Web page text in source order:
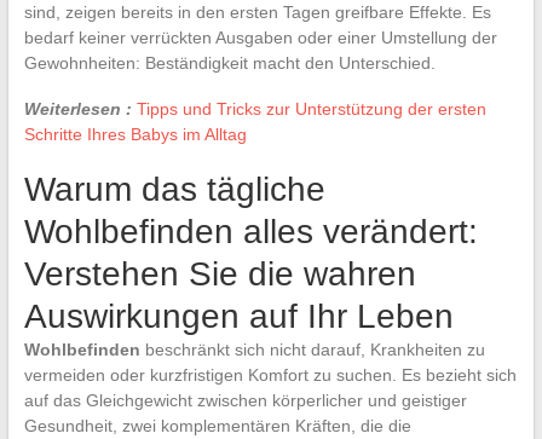
sind, zeigen bereits in den ersten Tagen greifbare Effekte. Es
bedarf keiner verrückten Ausgaben oder einer Umstellung der
Gewohnheiten: Beständigkeit macht den Unterschied.
Weiterlesen : Tipps und Tricks zur Unterstützung der ersten
Schritte Ihres Babys im Alltag
Warum das tägliche
Wohlbefinden alles verändert:
Verstehen Sie die wahren
Auswirkungen auf Ihr Leben
Wohlbefinden beschränkt sich nicht darauf, Krankheiten zu
vermeiden oder kurzfristigen Komfort zu suchen. Es bezieht sich
auf das Gleichgewicht zwischen körperlicher und geistiger
Gesundheit, zwei komplementären Kräften, die die